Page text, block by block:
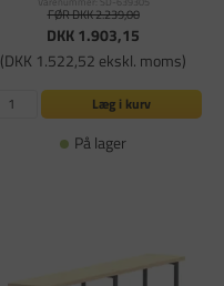
FØR DKK 2.239,00
DKK 1.903,15
(DKK 1.522,52 ekskl. moms)
Læg i kurv
På lager